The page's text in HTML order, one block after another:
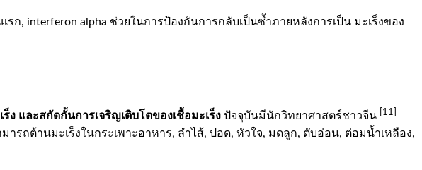
, interferon alpha ช่วยในการป้องกันการกลับเป็นซ้ำภายหลังการเป็น มะเร็งของ
และสกัดกั้นการเจริญเติบโตของเชื้อมะเร็ง ปัจจุบันมีนักวิทยาศาสตร์ชาวจีน 11
ถต้านมะเร็งในกระเพาะอาหาร, ลำไส้, ปอด, หัวใจ, มดลูก, ตับอ่อน, ต่อมน้ำเหลือง,